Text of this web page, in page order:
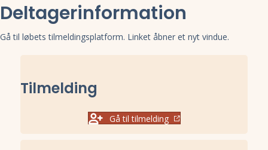
Deltagerinformation
Gå til løbets tilmeldingsplatform. Linket åbner et nyt vindue.
Tilmelding
Gå til tilmelding